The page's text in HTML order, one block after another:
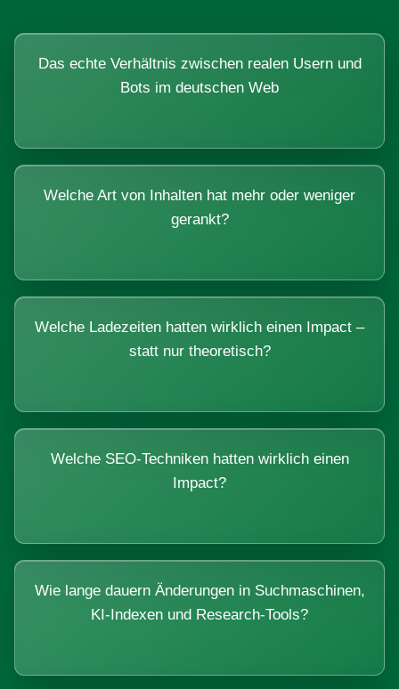
Das echte Verhältnis zwischen realen Usern und
Bots im deutschen Web
Welche Art von Inhalten hat mehr oder weniger
gerankt?
Welche Ladezeiten hatten wirklich einen Impact –
statt nur theoretisch?
Welche SEO-Techniken hatten wirklich einen
Impact?
Wie lange dauern Änderungen in Suchmaschinen,
KI-Indexen und Research-Tools?